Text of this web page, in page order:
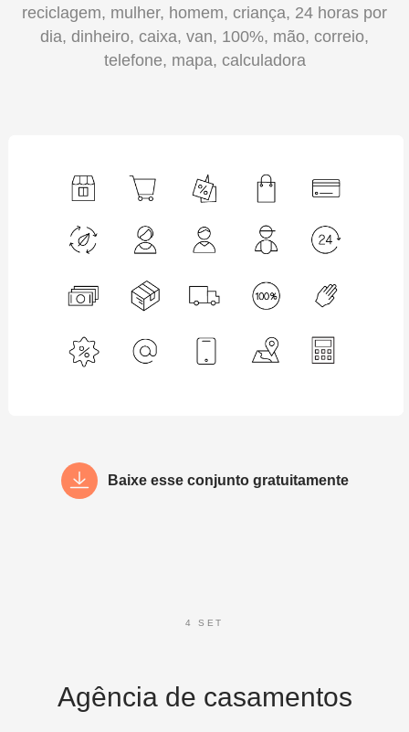
reciclagem, mulher, homem, criança, 24 horas por
dia, dinheiro, caixa, van, 100%, mão, correio,
telefone, mapa, calculadora
Baixe esse conjunto gratuitamente
4 SET
Agência de casamentos